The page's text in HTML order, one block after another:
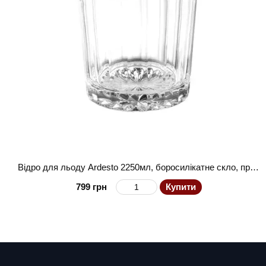
Відро для льоду Ardesto 2250мл, боросилікатне скло, прозорий
799 грн
Купити